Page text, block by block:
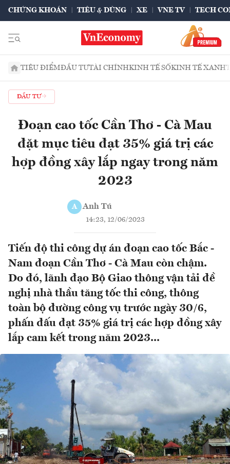
CHỨNG KHOÁN TIÊU & DÙNG XE VNE TV TECH
TIÊU ĐIỂMĐẦU TƯTÀI CHÍNHKINH TẾ SỐKINH TẾ XANH
ĐẦU TƯ
Đoạn cao tốc Cần Thơ - Cà Mau
đặt mục tiêu đạt 35% giá trị các
hợp đồng xây lắp ngay trong năm
2023
A Anh Tú
14:23, 12/06/2023
Tiến độ thi công dự án đoạn cao tốc Bắc -
Nam đoạn Cần Thơ - Cà Mau còn chậm.
Do đó, lãnh đạo Bộ Giao thông vận tải đề
nghị nhà thầu tăng tốc thi công, thông
toàn bộ đường công vụ trước ngày 30/6,
phấn đấu đạt 35% giá trị các hợp đồng xây
lắp cam kết trong năm 2023...